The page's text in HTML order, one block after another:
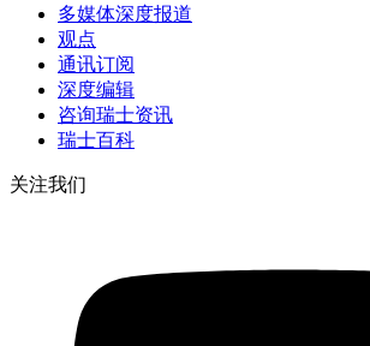
多媒体深度报道
观点
通讯订阅
深度编辑
咨询瑞士资讯
瑞士百科
关注我们